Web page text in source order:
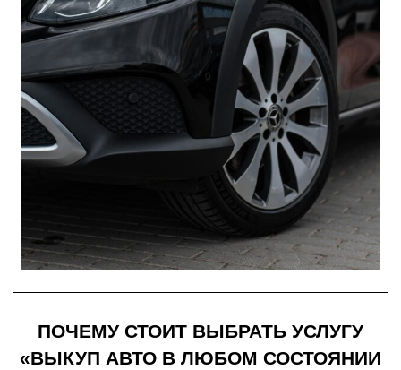
ПОЧЕМУ СТОИТ ВЫБРАТЬ УСЛУГУ
«ВЫКУП АВТО В ЛЮБОМ СОСТОЯНИИ